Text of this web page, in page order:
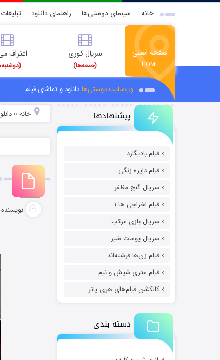
خانه سینمای دوستی‌ها راهنمای دانلود تبلیغات
صفحه اصلی
HOME
سریال کوری
(جمعه‌ها)
اعتراف
وب‌سایت دوستی‌هادانلود و تماشای فیلم
پیشنهادها
فیلم بادیگارد
فیلم دایره زنگی
سریال گنج مظفر
فیلم اخراجی ها ۱
سریال بازی مرکب
سریال پوست شیر
فیلم زن‌ها فرشته‌اند
فیلم متری شیش و نیم
کالکشن فیلم‌های هری پاتر
دسته بندی
خانه»
نویسنده